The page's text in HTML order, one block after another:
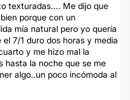
texturadas.... Me dijo que
porque con un
mía natural pero yo quería
7/1 duro dos horas y media
y me hizo mal la
hasta la noche que se me
algo..un poco incómoda al